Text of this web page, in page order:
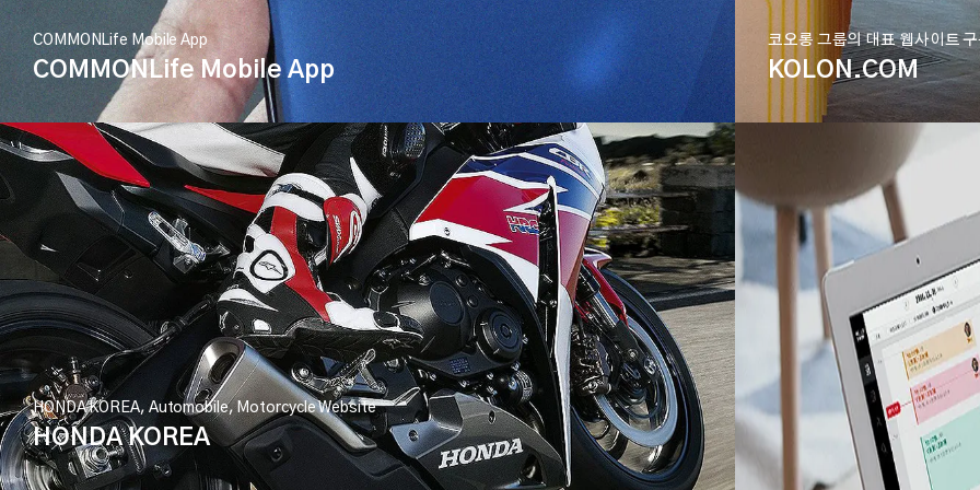
COMMONLife Mobile App
COMMONLife Mobile App
코오롱 그룹의 대표 웹사이트
KOLON.COM
HONDA KOREA, Automobile, Motorcycle Website
HONDA KOREA